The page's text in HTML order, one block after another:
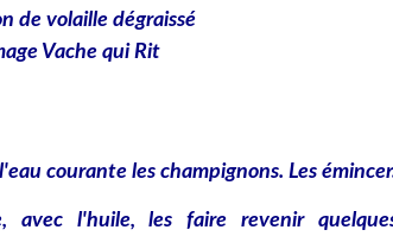
de volaille dégraissé
Vache qui Rit
courante les champignons. Les
avec l'huile, les faire revenir